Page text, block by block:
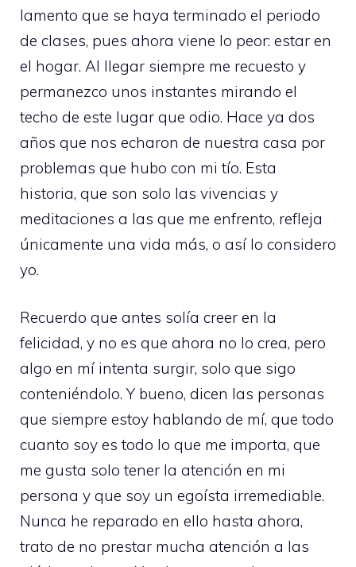
lamento que se haya terminado el periodo
de clases, pues ahora viene lo peor: estar en
el hogar. Al llegar siempre me recuesto y
permanezco unos instantes mirando el
techo de este lugar que odio. Hace ya dos
años que nos echaron de nuestra casa por
problemas que hubo con mi tío. Esta
historia, que son solo las vivencias y
meditaciones a las que me enfrento, refleja
únicamente una vida más, o así lo considero
yo.
Recuerdo que antes solía creer en la
felicidad, y no es que ahora no lo crea, pero
algo en mí intenta surgir, solo que sigo
conteniéndolo. Y bueno, dicen las personas
que siempre estoy hablando de mí, que todo
cuanto soy es todo lo que me importa, que
me gusta solo tener la atención en mi
persona y que soy un egoísta irremediable.
Nunca he reparado en ello hasta ahora,
trato de no prestar mucha atención a las